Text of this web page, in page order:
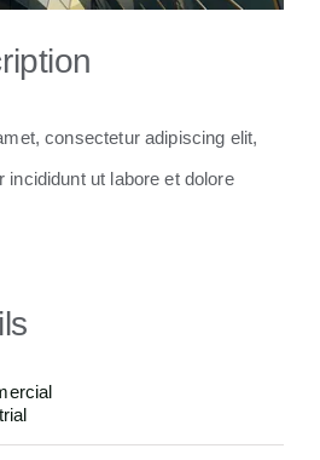
consectetur adipiscing elit,
incididunt ut labore et dolore